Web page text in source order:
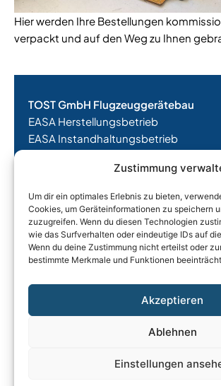
Zustimmung
Um dir ein optimales Erlebnis zu bieten,
Cookies, um Geräteinformationen zu speichern
zuzugreifen. Wenn du diesen Technologien
wie das Surfverhalten oder eindeutige IDs auf
Wenn du deine Zustimmung nicht erteilst oder
bestimmte Merkmale und Funktionen
Akzeptieren
Ablehnen
Einstellungen
Hier werden Ihre Bestellungen
verpackt und auf den Weg zu Ihnen
TOST GmbH Flugzeuggerätebau
EASA Herstellungsbetrieb
EASA Instandhaltungsbetrieb
80337 München
Tel. +49(0)89 544 599 0
E-Mail:info@tost.de
Öffnungszeiten:
Freitag: 8:00 – 15:00 Uhr
Widerrufsbelehrung|Versand &